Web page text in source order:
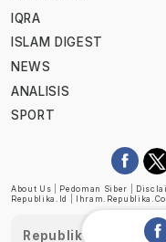
IQRA
ISLAM DIGEST
NEWS
ANALISIS
SPORT
About Us Pedoman Siber
Republika.id
Republika telah